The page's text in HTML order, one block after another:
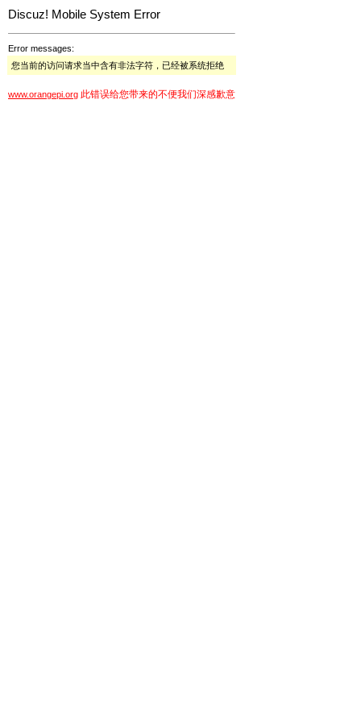
Discuz! Mobile System Error
Error messages:
您当前的访问请求当中含有非法字符，已经被系统拒绝
www.orangepi.org 此错误给您带来的不便我们深感歉意